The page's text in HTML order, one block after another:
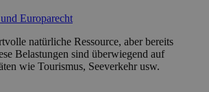
Europarecht
natürliche Ressource, aber bereits
Belastungen sind überwiegend auf
wie Tourismus, Seeverkehr usw.